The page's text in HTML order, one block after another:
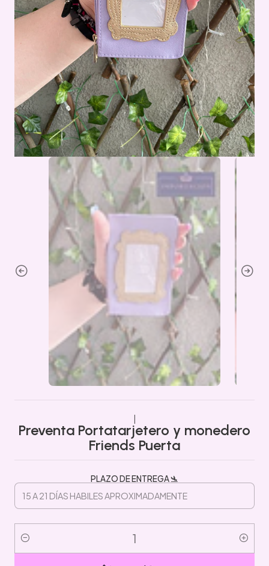
Preventa Portatarjetero y monedero
Friends Puerta
PLAZO DE ENTREGA 🛬
Cantidad